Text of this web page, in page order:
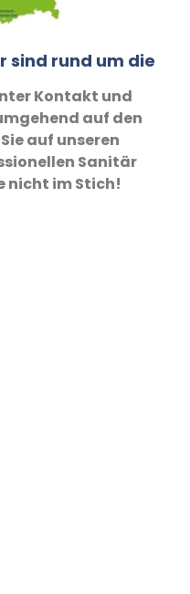
sind rund um die
Kontakt und
auf den
auf unseren
Sanitär
nicht im Stich!